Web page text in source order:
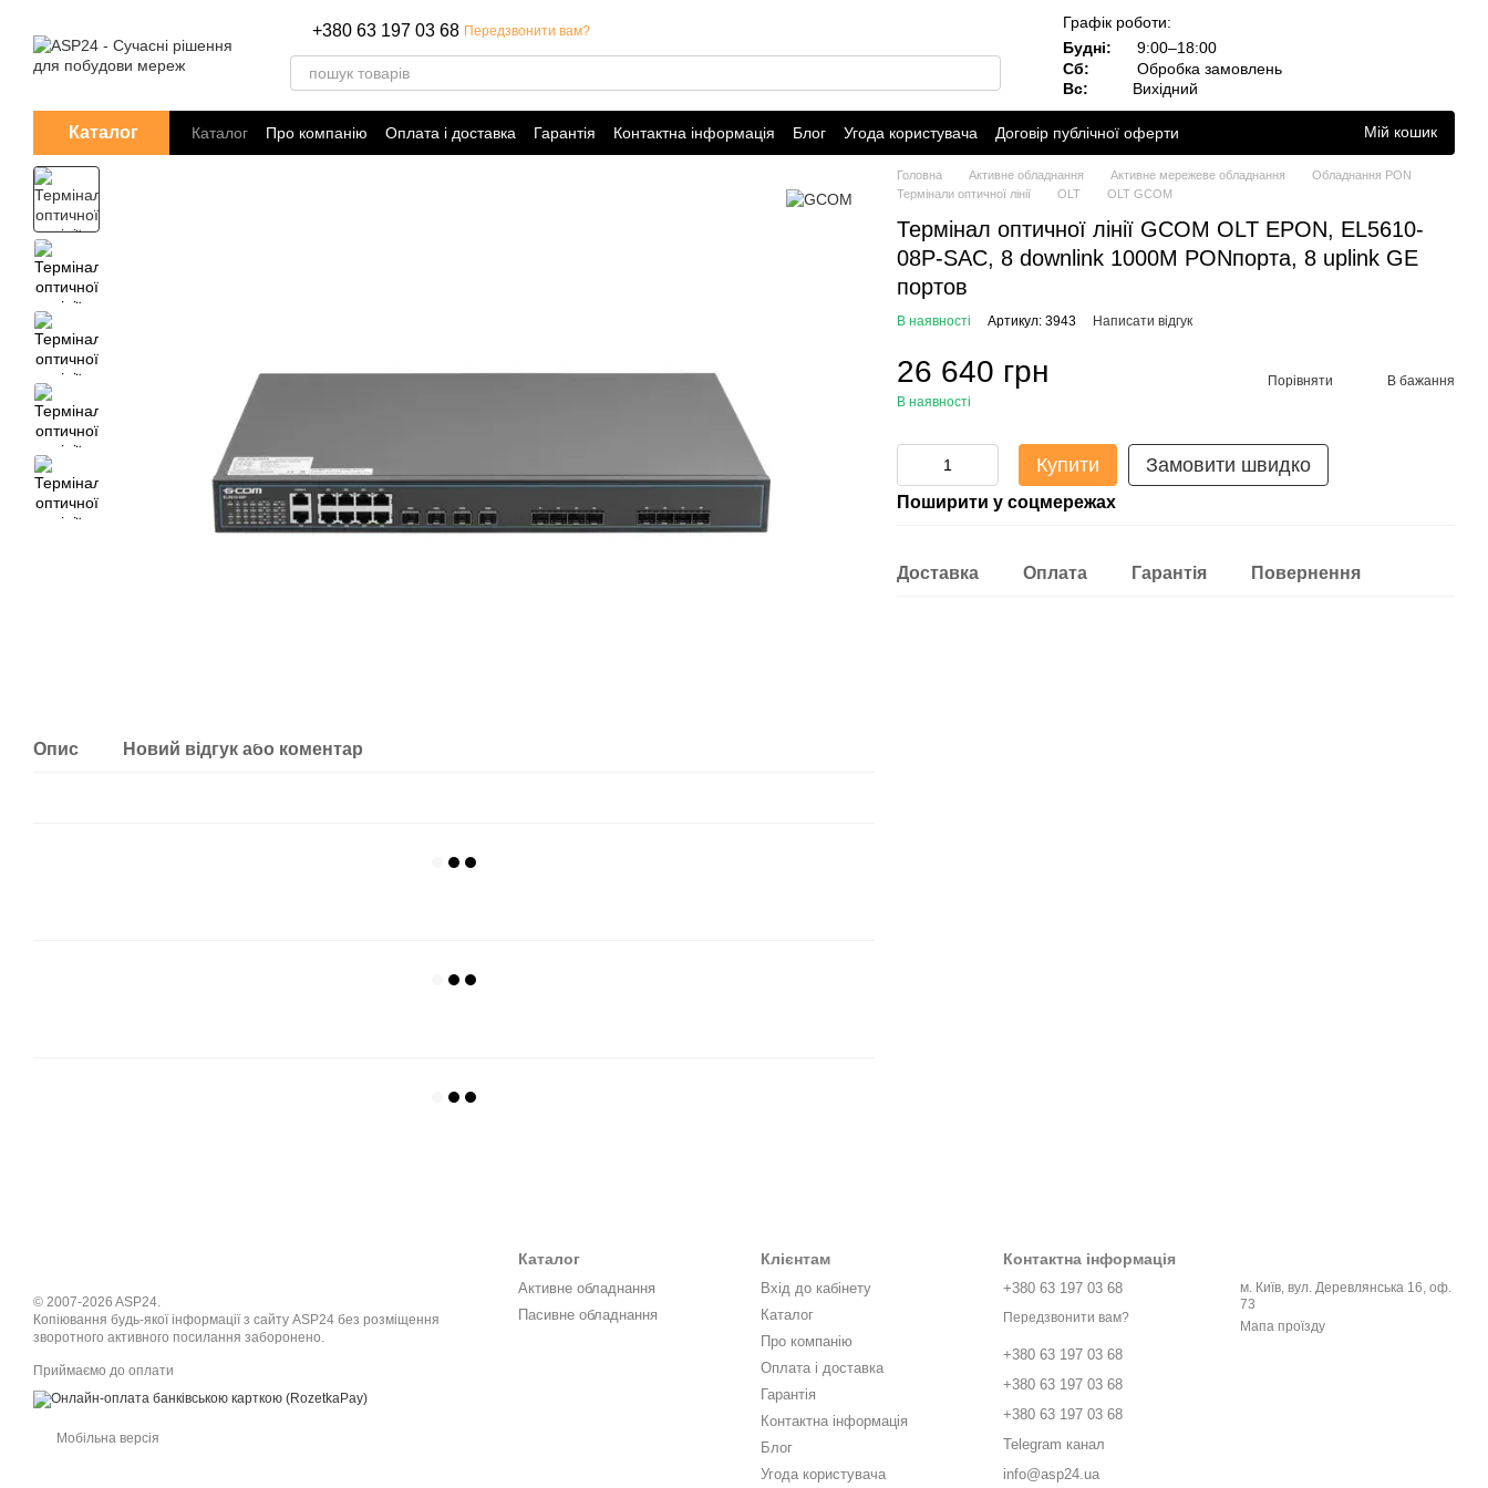
+380 63 197 03 68 Передзвонити вам?
Графік роботи:
Будні:
9:00–18:00
Сб:
Обробка замовлень
Вс:
Вихідний
Каталог Каталог Про компанію Оплата і доставка Гарантія Контактна інформація Блог Угода користувача
Договір публічної оферти
Політика конфіденційності
Мій кошик
Опис Новий відгук або коментар
Головна Активне обладнання Активне мережеве обладнання
Обладнання PON
Термінали оптичної лінії
OLT OLT GCOM
Термінал оптичної лінії GCOM OLT EPON, EL5610-
08P-SAC, 8 downlink 1000M PONпорта, 8 uplink GE
портов
В наявності Артикул: 3943 Написати відгук
26 640 грн
В наявності
Порівняти В бажання
Купити Замовити швидко
Поширити у соцмережах
Доставка Оплата Гарантія Повернення
© 2007-2026 ASP24.
Копіювання будь-якої інформації з сайту ASP24 без розміщення
зворотного активного посилання заборонено.
Приймаємо до оплати
Мобільна версія
Каталог
Активне обладнання
Пасивне обладнання
Клієнтам
Вхід до кабінету
Каталог
Про компанію
Оплата і доставка
Гарантія
Контактна інформація
Блог
Угода користувача
Контактна інформація
+380 63 197 03 68
Передзвонити вам?
+380 63 197 03 68
+380 63 197 03 68
+380 63 197 03 68
Telegram канал
info@asp24.ua
м. Київ, вул. Деревлянська 16, оф.
73
Мапа проїзду